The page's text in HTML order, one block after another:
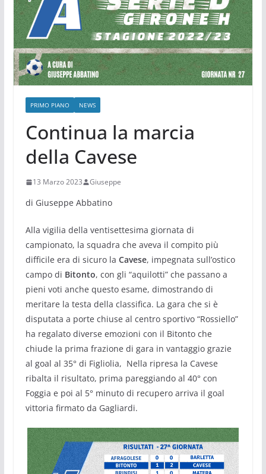
PRIMO PIANO NEWS
Continua la marcia
della Cavese
13 Marzo 2023 Giuseppe
di Giuseppe Abbatino
Alla vigilia della ventisettesima giornata di
campionato, la squadra che aveva il compito più
difficile era di sicuro la Cavese, impegnata sull’ostico
campo di Bitonto, con gli “aquilotti” che passano a
pieni voti anche questo esame, dimostrando di
meritare la testa della classifica. La gara che si è
disputata a porte chiuse al centro sportivo “Rossiello”
ha regalato diverse emozioni con il Bitonto che
chiude la prima frazione di gara in vantaggio grazie
al goal al 35° di Figliolia, Nella ripresa la Cavese
ribalta il risultato, prima pareggiando al 40° con
Foggia e poi al 5° minuto di recupero arriva il goal
vittoria firmato da Gagliardi.